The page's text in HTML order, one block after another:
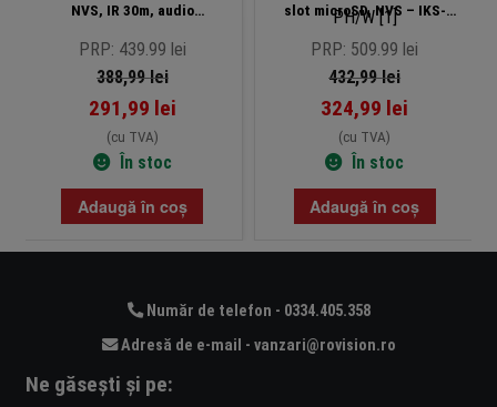
NVS, IR 30m, audio
PRP: 439.99 lei
388,99lei
291,99 lei
(cu TVA)
În stoc
Adaugă în coș
slot microSD, NVS – IKS-
2044BTH-PH/W
PRP: 509.99 lei
432,99lei
324,99 lei
(cu TVA)
În stoc
Adaugă în coș
Număr de telefon - 0334.405.358
Adresă de e-mail - vanzari@rovision.ro
Ne găsești și pe: